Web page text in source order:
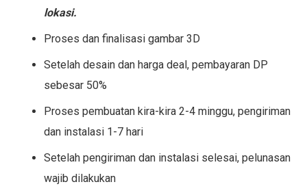
lokasi.
Proses dan finalisasi gambar 3D
Setelah desain dan harga deal, pembayaran DP
sebesar 50%
Proses pembuatan kira-kira 2-4 minggu, pengiriman
dan instalasi 1-7 hari
Setelah pengiriman dan instalasi selesai, pelunasan
wajib dilakukan